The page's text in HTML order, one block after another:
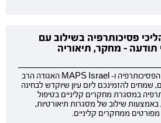
פסיכותרפיה בשילוב עם
תודעה - מחקר, תיאוריה
מכון מפרשים לחקר והוראת הפסיכותרפיה ו- MAPS Israel האגודה הרב
שמחים להזמינכם ליום עיון שיוקדש לבחינה
במסגרת מחקרים קליניים בטיפול
שילוב של מסגרות תיאורטיות,
מפורטים ממחקרים קליניים.